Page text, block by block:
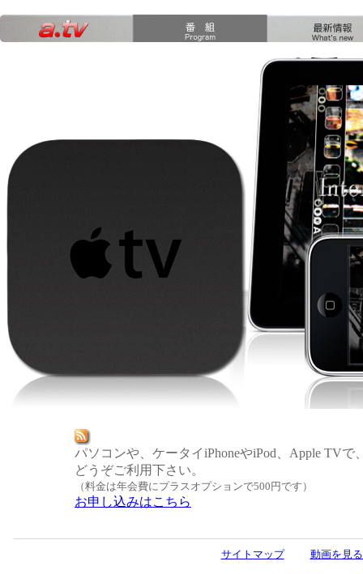
パソコンや、ケータイiPhoneやiPod、Apple TV
どうぞご利用下さい。
（料金は年会費にプラスオプションで500円です）
お申し込みはこちら
サイトマップ 動画を見